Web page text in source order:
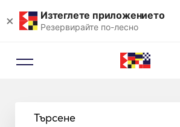
× Изтеглете приложението
Резервирайте по-лесно
Търсене